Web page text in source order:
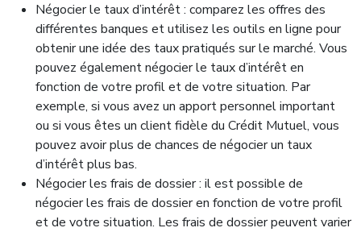
Négocier le taux d’intérêt : comparez les offres des
différentes banques et utilisez les outils en ligne pour
obtenir une idée des taux pratiqués sur le marché. Vous
pouvez également négocier le taux d’intérêt en
fonction de votre profil et de votre situation. Par
exemple, si vous avez un apport personnel important
ou si vous êtes un client fidèle du Crédit Mutuel, vous
pouvez avoir plus de chances de négocier un taux
d’intérêt plus bas.
Négocier les frais de dossier : il est possible de
négocier les frais de dossier en fonction de votre profil
et de votre situation. Les frais de dossier peuvent varier